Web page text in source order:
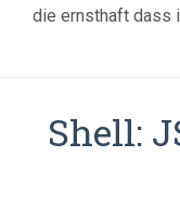
die ernsthaft dass
Shell: